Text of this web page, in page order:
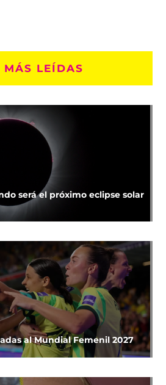
MÁS LEÍDAS
será el próximo eclipse solar
al Mundial Femenil 2027